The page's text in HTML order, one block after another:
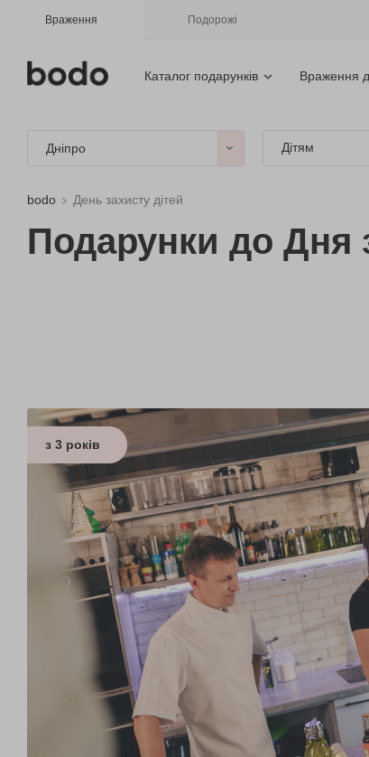
Враження Подорожі
Каталог подарунків Враження
Дніпро Дітям
bodo День захисту дітей
Подарунки до Дня
з 3 років